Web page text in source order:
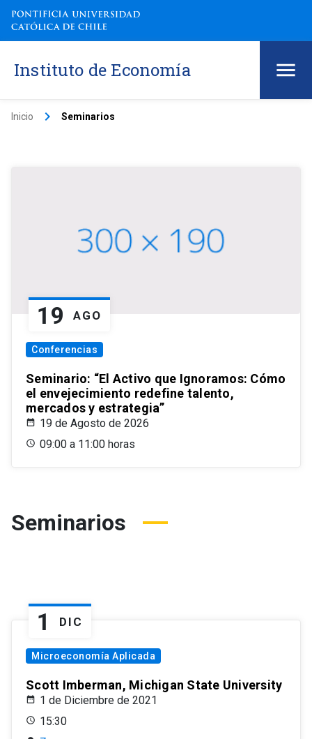
Instituto de Economía
Inicio keyboard_arrow_right Seminarios
19 AGO
Conferencias
Seminario: “El Activo que Ignoramos: Cómo
el envejecimiento redefine talento,
mercados y estrategia”
19 de Agosto de 2026
09:00 a 11:00 horas
Seminarios
1 DIC
Microeconomía Aplicada
Scott Imberman, Michigan State University
1 de Diciembre de 2021
15:30